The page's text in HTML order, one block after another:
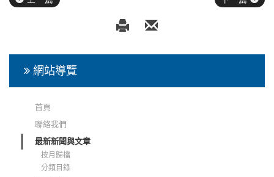
網站導覽
首頁
聯絡我們
最新新聞與文章
按月歸檔
分類目錄